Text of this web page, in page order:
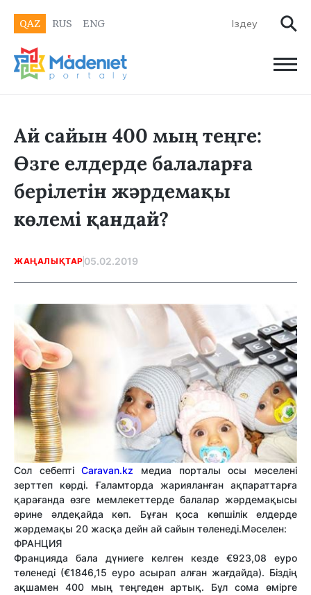
QAZ RUS ENG
Ай сайын 400 мың теңге:
Өзге елдерде балаларға
берілетін жәрдемақы
көлемі қандай?
ЖАҢАЛЫҚТАР 05.02.2019
Сол себептіCaravan.kz медиа порталы осы мәселені
зерттеп көрді. Ғаламторда жарияланған ақпараттарға
қарағанда өзге мемлекеттерде балалар жәрдемақысы
әрине әлдеқайда көп. Бұған қоса көпшілік елдерде
жәрдемақы 20 жасқа дейн ай сайын төленеді.Мәселен:
ФРАНЦИЯ
Францияда бала дүниеге келген кезде €923,08 еуро
төленеді (€1846,15 еуро асырап алған жағдайда). Біздің
ақшамен 400 мың теңгеден артық. Бұл сома өмірге